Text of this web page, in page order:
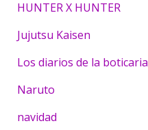
HUNTER X HUNTER
Jujutsu Kaisen
Los diarios de la boticaria
Naruto
navidad